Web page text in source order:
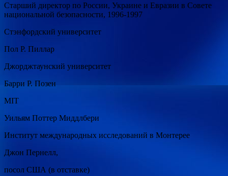
Старший директор по России, Украине и Евразии в Совете
национальной безопасности, 1996-1997
Стэнфордский университет
Пол Р. Пиллар
Джорджтаунский университет
Барри Р. Позен
MIT
Уильям Поттер Миддлбери
Институт международных исследований в Монтерее
Джон Пернелл,
посол США (в отставке)